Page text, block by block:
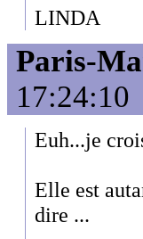
LINDA
Paris-
17:24:10
Euh...je
Elle est
dire ...